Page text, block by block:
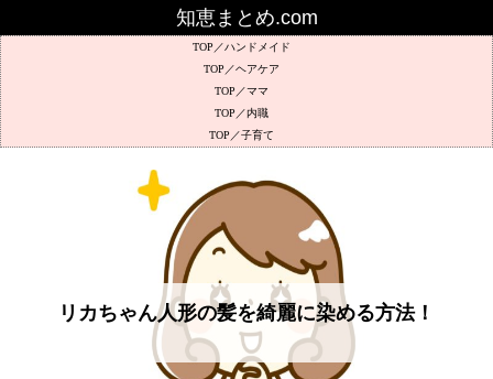
知恵まとめ.com
ハンドメイド
ヘアケア
ママ
内職
子育て
リカちゃん人形の髪を綺麗に染める方法！